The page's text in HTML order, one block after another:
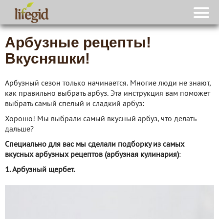
Арбузные рецепты!
Вкусняшки!
Арбузный сезон только начинается. Многие люди не знают,
как правильно выбрать арбуз. Эта инструкция вам поможет
выбрать самый спелый и сладкий арбуз:
Хорошо! Мы выбрали самый вкусный арбуз, что делать
дальше?
Специально для вас мы сделали подборку из самых
вкусных арбузных рецептов (арбузная кулинария):
1. Арбузный щербет.